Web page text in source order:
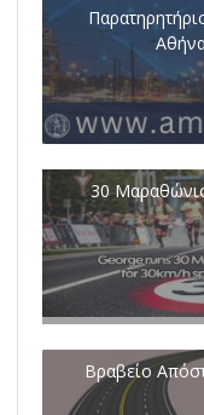
30
Βραβείο